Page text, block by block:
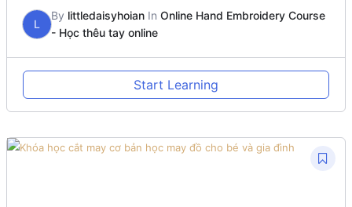
L
By littledaisyhoian InOnline Hand Embroidery Course
- Học thêu tay online
Start Learning